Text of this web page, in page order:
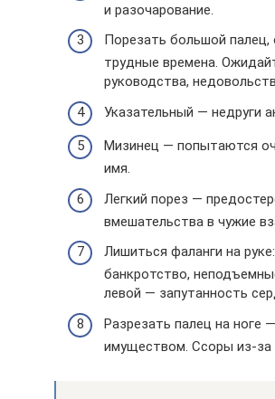
и разочарование.
Порезать большой
трудные времена.
руководства,
Указательный — недруги
Мизинец — попытаются
имя.
Легкий порез —
вмешательства в чужие
Лишиться фаланги на
банкротство,
левой — запутанность
Разрезать палец на ноге
имуществом. Ссоры из-за